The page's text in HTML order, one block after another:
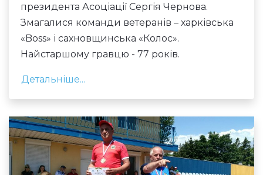
президента Асоціації Сергія Чернова.
Змагалися команди ветеранів – харківська
«Boss» і сахновщинська «Колос».
Найстаршому гравцю - 77 років.
Детальніше...